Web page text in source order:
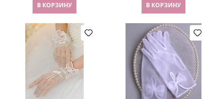
В КОРЗИНУ В КОРЗИНУ